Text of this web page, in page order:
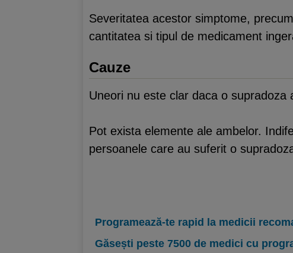
Severitatea acestor simptome,
cantitatea si tipul de medicament
Cauze
Uneori nu este clar daca o supradoza
Pot exista elemente ale ambelor.
persoanele care au suferit o
Programează-te rapid la medicii
Găsești peste 7500 de medici cu